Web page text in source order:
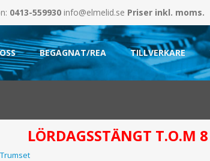
0413-559930 info@elmelid.se Priser inkl. moms.
BEGAGNAT/REA TILLVERKARE
LÖRDAGSSTÄNGT T.O.M